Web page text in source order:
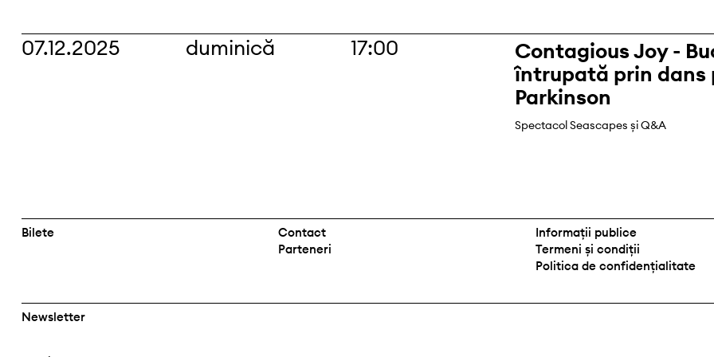
07.12.2025 duminică 17:00
Contagious Joy -
întrupată prin dans
Parkinson
Spectacol Seascapes și Q&A
Bilete
Contact
Parteneri
Informații publice
Termeni și condiții
Politica de confidențialitate
Newsletter